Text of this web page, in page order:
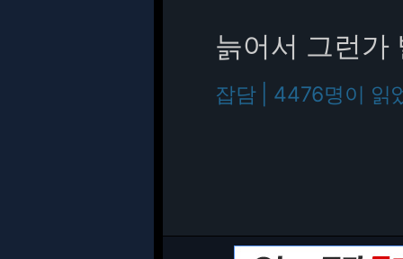
늙어서 그런가
잡담 | 4476명이 읽